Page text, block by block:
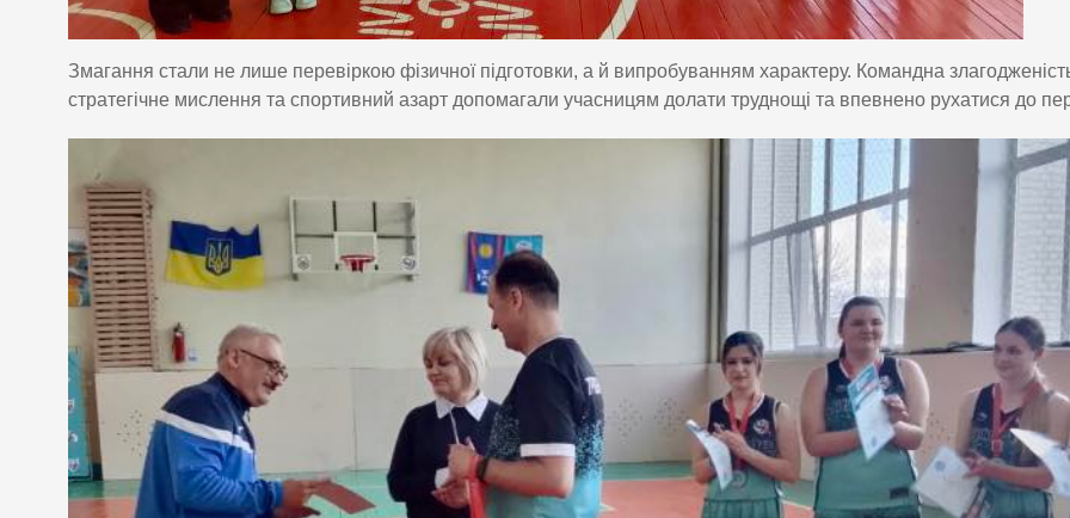
Змагання стали не лише перевіркою фізичної підготовки, а й випробуванням характеру. Командна
стратегічне мислення та спортивний азарт допомагали учасницям долати труднощі та впевнено рухатися до